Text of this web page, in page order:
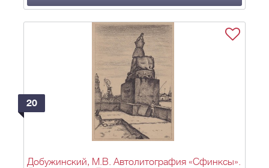
20
Добужинский, М.В. Автолитография «Сфинксы».